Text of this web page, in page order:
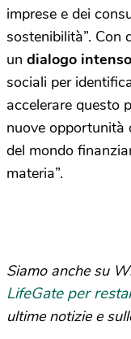
imprese e dei
sostenibilità”. Con
un dialogo intenso
sociali per
accelerare questo
nuove opportunità
del mondo
materia”.
Siamo anche su
LifeGate per
ultime notizie e